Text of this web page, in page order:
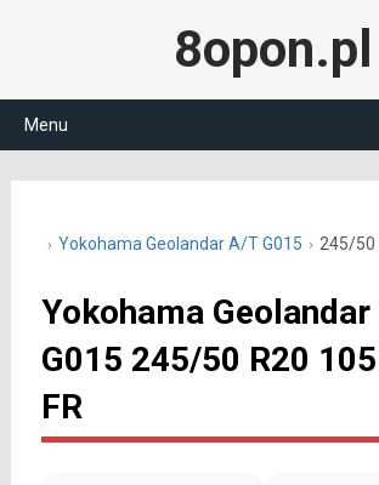
8opon.pl
Menu
Yokohama Geolandar A/T G015 245/50
Yokohama
G015 245/50 R20
FR